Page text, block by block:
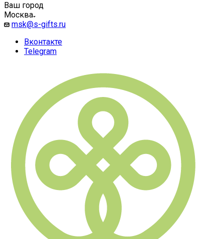
Ваш город
Москва
msk@s-gifts.ru
Вконтакте
Telegram